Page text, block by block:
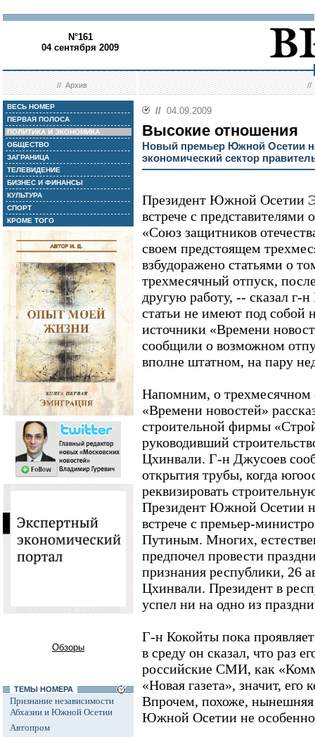
N°161
04 сентября 2009
//Архив //
ВЕСЬ НОМЕР
ПЕРВАЯ ПОЛОСА
ПОЛИТИКА И ЭКОНОМИКА
ОБЩЕСТВО
ЗАГРАНИЦА
ТЕЛЕВИДЕНИЕ
БИЗНЕС И ФИНАНСЫ
КУЛЬТУРА
СПОРТ
КРОМЕ ТОГО
Обзоры
ТЕМЫ НОМЕРА
Признание независимости
Абхазии и Южной Осетии
Автопром
// 04.09.2009
Высокие отношения
Новый премьер Южной Осетии
экономический сектор
Президент Южной Осетии
встрече с
«Союз защитников
своем предстоящем
взбудоражено статьями о
трехмесячный отпуск,
другую работу, -- сказал г-
статьи не имеют под собой
источники «Времени
сообщили о возможном
вполне штатном, на пару
Напомним, о трехмесячном
«Времени новостей»
строительной фирмы
руководивший
Цхинвали. Г-н Джусоев
открытия трубы, когда
реквизировать
Президент Южной Осетии
встрече с премьер-
Путиным. Многих,
предпочел провести
признания республики, 26
Цхинвали. Президент в
успел ни на одно из
Г-н Кокойты пока
в среду он сказал, что раз
российские СМИ, как
«Новая газета», значит, его
Впрочем, похоже, нынешняя
Южной Осетии не особенно